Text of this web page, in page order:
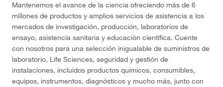
Mantenemos el avance de la ciencia ofreciendo más de 6
millones de productos y amplios servicios de asistencia a los
mercados de investigación, producción, laboratorios de
ensayo, asistencia sanitaria y educación científica. Cuente
con nosotros para una selección inigualable de suministros de
laboratorio, Life Sciences, seguridad y gestión de
instalaciones, incluidos productos químicos, consumibles,
equipos, instrumentos, diagnósticos y mucho más, junto con